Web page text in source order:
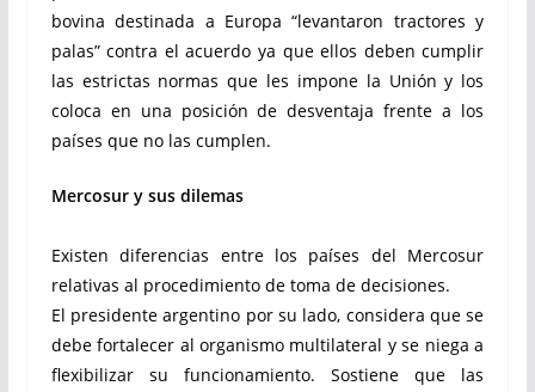
bovina destinada a Europa “levantaron tractores y
palas” contra el acuerdo ya que ellos deben cumplir
las estrictas normas que les impone la Unión y los
coloca en una posición de desventaja frente a los
países que no las cumplen.
Mercosur y sus dilemas
Existen diferencias entre los países del Mercosur
relativas al procedimiento de toma de decisiones.
El presidente argentino por su lado, considera que se
debe fortalecer al organismo multilateral y se niega a
flexibilizar su funcionamiento. Sostiene que las